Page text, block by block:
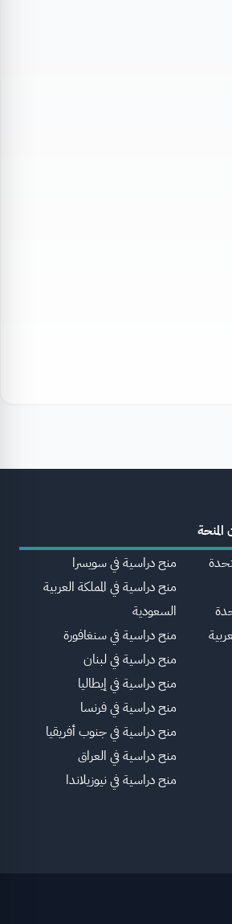
منح دراسية في سويسرا
منح دراسية في المملكة العربية
السعودية
منح دراسية في سنغافورة
منح دراسية في لبنان
منح دراسية في إيطاليا
منح دراسية في فرنسا
منح دراسية في جنوب أفريقيا
منح دراسية في العراق
منح دراسية في نيوزيلاندا